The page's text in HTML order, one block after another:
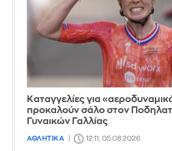
Καταγγελίες για
προκαλούν σάλο στον
Γυναικών Γαλλίας
ΑΘΛΗΤΙΚΑ 12:11, 05.08.2026